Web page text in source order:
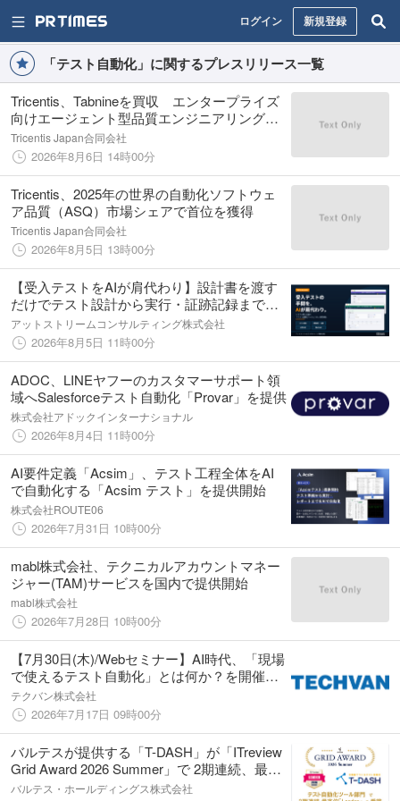
ログイン 新規登録
「テスト自動化」に関するプレスリリース一覧
Tricentis、Tabnineを買収 エンタープライズ
向けエージェント型品質エンジニアリングを
さらに強化
Tricentis Japan合同会社
2026年8月6日 14時00分
Tricentis、2025年の世界の自動化ソフトウェ
ア品質（ASQ）市場シェアで首位を獲得
Tricentis Japan合同会社
2026年8月5日 13時00分
【受入テストをAIが肩代わり】設計書を渡す
だけでテスト設計から実行・証跡記録まで
── 「テスト自動化エージェント」提供開始
アットストリームコンサルティング株式会社
2026年8月5日 11時00分
ADOC、LINEヤフーのカスタマーサポート領
域へSalesforceテスト自動化「Provar」を提供
株式会社アドックインターナショナル
2026年8月4日 11時00分
AI要件定義「Acsim」、テスト工程全体をAI
で自動化する「Acsim テスト」を提供開始
株式会社ROUTE06
2026年7月31日 10時00分
mabl株式会社、テクニカルアカウントマネー
ジャー(TAM)サービスを国内で提供開始
mabl株式会社
2026年7月28日 10時00分
【7月30日(木)/Webセミナー】AI時代、「現場
で使えるテスト自動化」とは何か？を開催い
たします
テクバン株式会社
2026年7月17日 09時00分
バルテスが提供する「T-DASH」が「ITreview
Grid Award 2026 Summer」で 2期連続、最高
位「Leader」を受賞
バルテス・ホールディングス株式会社